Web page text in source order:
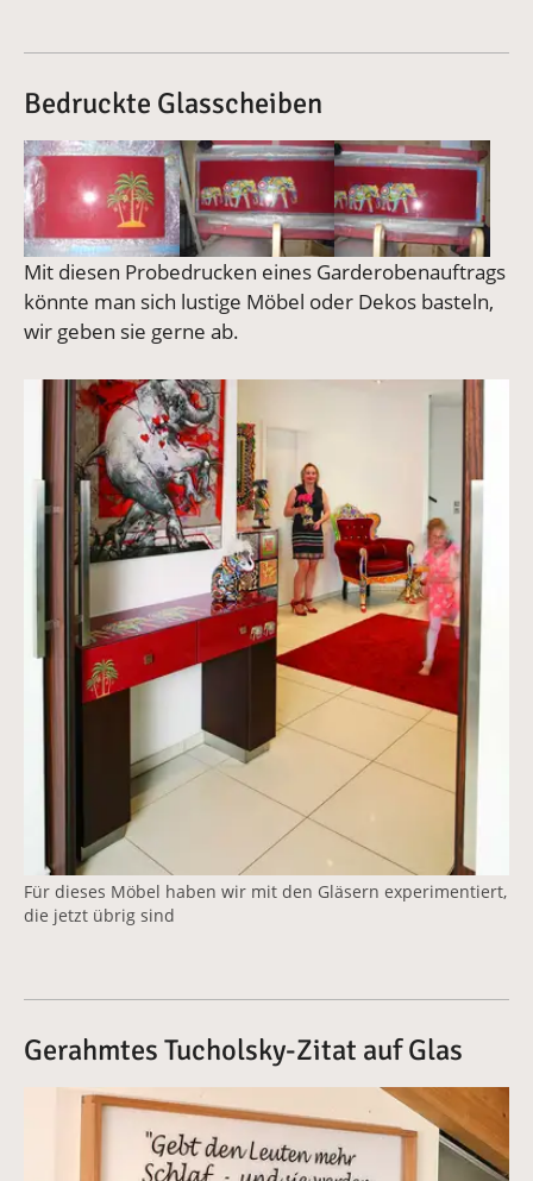
Bedruckte Glasscheiben
Vergrößerte Version anzeigenVergrößerte Version anzeigen
Vergrößerte Version
Mit diesen Probedrucken eines Garderobenauftrags
könnte man sich lustige Möbel oder Dekos basteln,
wir geben sie gerne ab.
Vergrößerte Version anzeigen
Für dieses Möbel haben wir mit den Gläsern experimentiert,
die jetzt übrig sind
Gerahmtes Tucholsky-Zitat auf Glas
Vergrößerte Version anzeigen